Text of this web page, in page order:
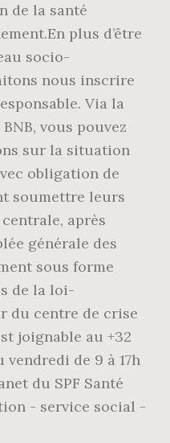
de la santé
plus d’être
socio-
nous inscrire
Via la
vous pouvez
sur la situation
obligation de
soumettre leurs
après
générale des
sous forme
de la loi-
du centre de crise
joignable au +32
vendredi de 9 à 17h
du SPF Santé
- service social -